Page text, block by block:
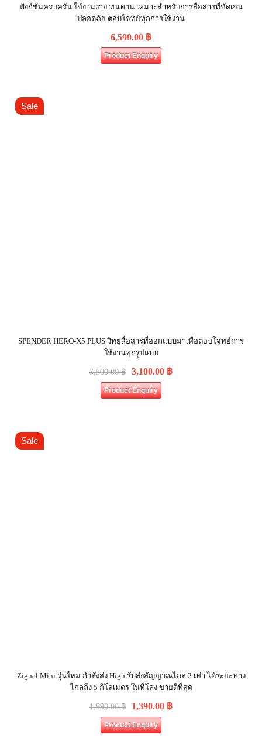
ฟังก์ชั่นครบครัน ใช้งานง่าย ทนทาน เหมาะสำหรับการสื่อสารที่ชัดเจน
ปลอดภัย ตอบโจทย์ทุกการใช้งาน
6,590.00 ฿
Product Enquiry
Sale
SPENDER HERO-X5 PLUS วิทยุสื่อสารที่ออกแบบมาเพื่อตอบโจทย์การ
ใช้งานทุกรูปแบบ
3,500.00฿ 3,100.00 ฿
Product Enquiry
Sale
Zignal Mini รุ่นใหม่ กำลังส่ง High รับส่งสัญญาณไกล 2 เท่า ได้ระยะทาง
ไกลถึง 5 กิโลเมตร ในที่โล่ง ขายดีที่สุด
1,990.00฿ 1,390.00 ฿
Product Enquiry